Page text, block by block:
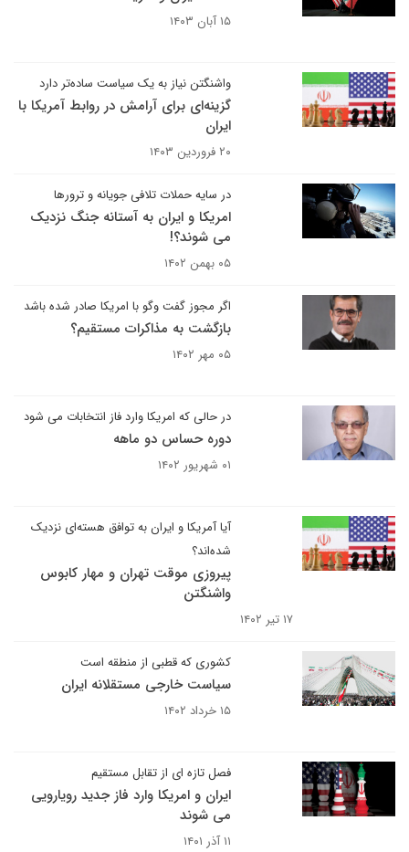
۱۵ آبان ۱۴۰۳
واشنگتن نیاز به یک سیاست ساده‌تر دارد
گزینه‌ای برای آرامش در روابط آمریکا با
ایران
۲۰ فروردین ۱۴۰۳
در سایه حملات تلافی جویانه و ترورها
امریکا و ایران به آستانه جنگ نزدیک
می شوند؟!
۰۵ بهمن ۱۴۰۲
اگر مجوز گفت وگو با امریکا صادر شده باشد
بازگشت به مذاکرات مستقیم؟
۰۵ مهر ۱۴۰۲
در حالی که امریکا وارد فاز انتخابات می شود
دوره حساس دو ماهه
۰۱ شهریور ۱۴۰۲
آیا آمریکا و ایران به توافق هسته‌ای نزدیک
شده‌اند؟
پیروزی موقت تهران و مهار کابوس
واشنگتن
۱۷ تیر ۱۴۰۲
کشوری که قطبی از منطقه است
سیاست خارجی مستقلانه ایران
۱۵ خرداد ۱۴۰۲
فصل تازه ای از تقابل مستقیم
ایران و امریکا وارد فاز جدید رویارویی
می شوند
۱۱ آذر ۱۴۰۱